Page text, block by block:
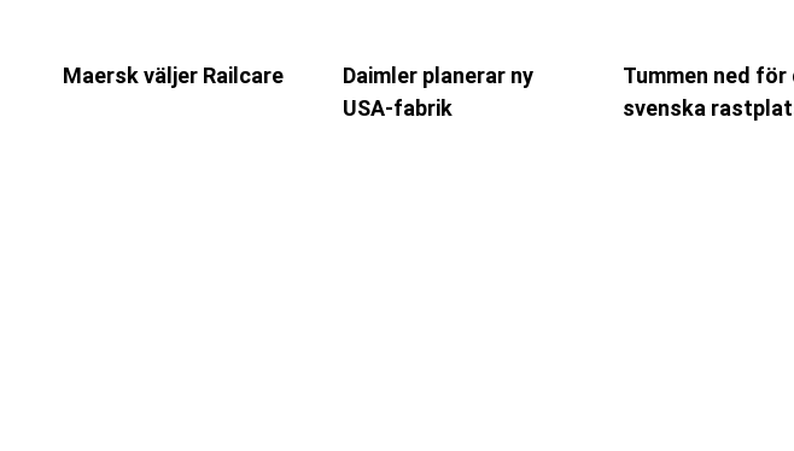
Maersk väljer Railcare
Daimler planerar ny
USA-fabrik
Tummen ned för
svenska